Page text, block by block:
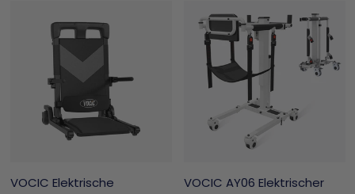
VOCIC Elektrische
VOCIC AY06 Elektrischer